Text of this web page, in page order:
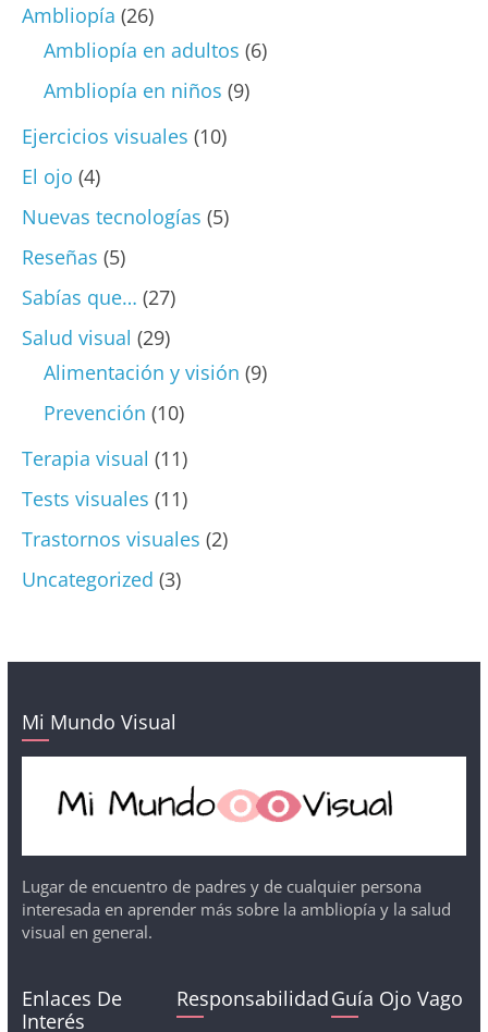
Ambliopía (26)
Ambliopía en adultos (6)
Ambliopía en niños (9)
Ejercicios visuales (10)
El ojo (4)
Nuevas tecnologías (5)
Reseñas (5)
Sabías que… (27)
Salud visual (29)
Alimentación y visión (9)
Prevención (10)
Terapia visual (11)
Tests visuales (11)
Trastornos visuales (2)
Uncategorized (3)
Mi Mundo Visual
Lugar de encuentro de padres y de cualquier persona
interesada en aprender más sobre la ambliopía y la salud
visual en general.
Enlaces De
Interés
ResponsabilidadGuía Ojo Vago